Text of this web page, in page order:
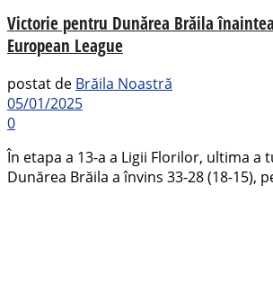
Victorie pentru Dunărea Brăila
European League
postat de Brăila Noastră
05/01/2025
0
În etapa a 13-a a Ligii Florilor, ultima a
Dunărea Brăila a învins 33-28 (18-15),